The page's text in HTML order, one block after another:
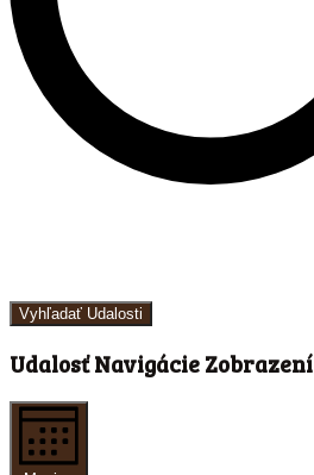
Vyhľadať Udalosti
Udalosť Navigácie Zobrazení